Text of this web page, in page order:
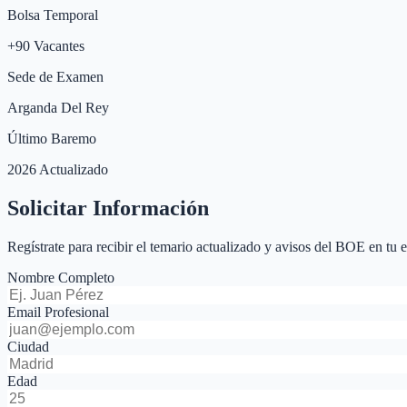
Bolsa Temporal
+90 Vacantes
Sede de Examen
Arganda Del Rey
Último Baremo
2026 Actualizado
Solicitar Información
Regístrate para recibir el temario actualizado y avisos del BOE en tu
Nombre Completo
Email Profesional
Ciudad
Edad